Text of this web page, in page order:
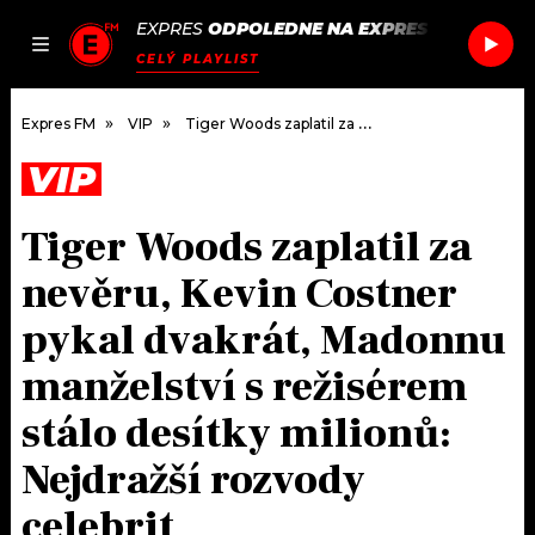
JAK
SEZNAM.CZ
EXPRES ODPOLEDNE NA EXPRES FM /ADELA
CELÝ PLAYLIST
DOMŮ
ČLÁNKY
HUDBA
ROZHOVORY
#NEBUDUDOMA
PODCASTY
JAK NALADIT
RÁDIO
APLIKACE
SOUTĚŽE
Expres FM VIP Tiger Woods zaplatil za nevěru, Kevin Costner pykal dvakrát, Madonnu manželství s režisérem stálo desítky milionů: Nejdražší rozvody celebrit
VIP
Tiger Woods zaplatil za
nevěru, Kevin Costner
pykal dvakrát, Madonnu
manželství s režisérem
stálo desítky milionů:
Nejdražší rozvody